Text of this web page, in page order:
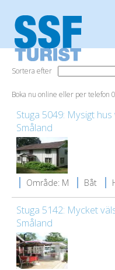
Sortera efter
Boka nu online eller per telefon
Stuga 5049: Mysigt
Småland
Område: M
Båt
Stuga 5142: Mycket
Småland